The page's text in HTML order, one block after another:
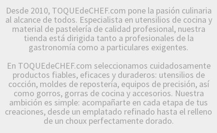
Desde 2010, TOQUEdeCHEF.com pone la pasión culinaria
al alcance de todos. Especialista en utensilios de cocina y
material de pastelería de calidad profesional, nuestra
tienda está dirigida tanto a profesionales de la
gastronomía como a particulares exigentes.
En TOQUEdeCHEF.com seleccionamos cuidadosamente
productos fiables, eficaces y duraderos: utensilios de
cocción, moldes de repostería, equipos de precisión, así
como gorros, gorras de cocina y accesorios. Nuestra
ambición es simple: acompañarte en cada etapa de tus
creaciones, desde un emplatado refinado hasta el relleno
de un choux perfectamente dorado.